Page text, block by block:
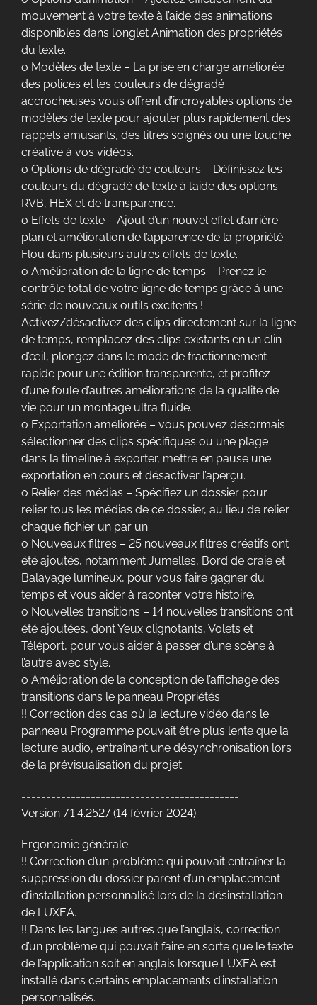
mouvement à votre texte à l’aide des animations
disponibles dans l’onglet Animation des propriétés
du texte.
o Modèles de texte – La prise en charge améliorée
des polices et les couleurs de dégradé
accrocheuses vous offrent d’incroyables options de
modèles de texte pour ajouter plus rapidement des
rappels amusants, des titres soignés ou une touche
créative à vos vidéos.
o Options de dégradé de couleurs – Définissez les
couleurs du dégradé de texte à l’aide des options
RVB, HEX et de transparence.
o Effets de texte – Ajout d’un nouvel effet d’arrière-
plan et amélioration de l’apparence de la propriété
Flou dans plusieurs autres effets de texte.
o Amélioration de la ligne de temps – Prenez le
contrôle total de votre ligne de temps grâce à une
série de nouveaux outils excitents !
Activez/désactivez des clips directement sur la ligne
de temps, remplacez des clips existants en un clin
d’œil, plongez dans le mode de fractionnement
rapide pour une édition transparente, et profitez
d’une foule d’autres améliorations de la qualité de
vie pour un montage ultra fluide.
o Exportation améliorée – vous pouvez désormais
sélectionner des clips spécifiques ou une plage
dans la timeline à exporter, mettre en pause une
exportation en cours et désactiver l’aperçu.
o Relier des médias – Spécifiez un dossier pour
relier tous les médias de ce dossier, au lieu de relier
chaque fichier un par un.
o Nouveaux filtres – 25 nouveaux filtres créatifs ont
été ajoutés, notamment Jumelles, Bord de craie et
Balayage lumineux, pour vous faire gagner du
temps et vous aider à raconter votre histoire.
o Nouvelles transitions – 14 nouvelles transitions ont
été ajoutées, dont Yeux clignotants, Volets et
Téléport, pour vous aider à passer d’une scène à
l’autre avec style.
o Amélioration de la conception de l’affichage des
transitions dans le panneau Propriétés.
!! Correction des cas où la lecture vidéo dans le
panneau Programme pouvait être plus lente que la
lecture audio, entraînant une désynchronisation lors
de la prévisualisation du projet.
============================================
Version 7.1.4.2527 (14 février 2024)
Ergonomie générale :
!! Correction d’un problème qui pouvait entraîner la
suppression du dossier parent d’un emplacement
d’installation personnalisé lors de la désinstallation
de LUXEA.
!! Dans les langues autres que l’anglais, correction
d’un problème qui pouvait faire en sorte que le texte
de l’application soit en anglais lorsque LUXEA est
installé dans certains emplacements d’installation
personnalisés.